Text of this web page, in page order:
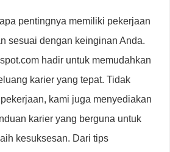
pentingnya memiliki pekerjaan
sesuai dengan keinginan Anda.
hadir untuk memudahkan
karier yang tepat. Tidak
kami juga menyediakan
karier yang berguna untuk
kesuksesan. Dari tips